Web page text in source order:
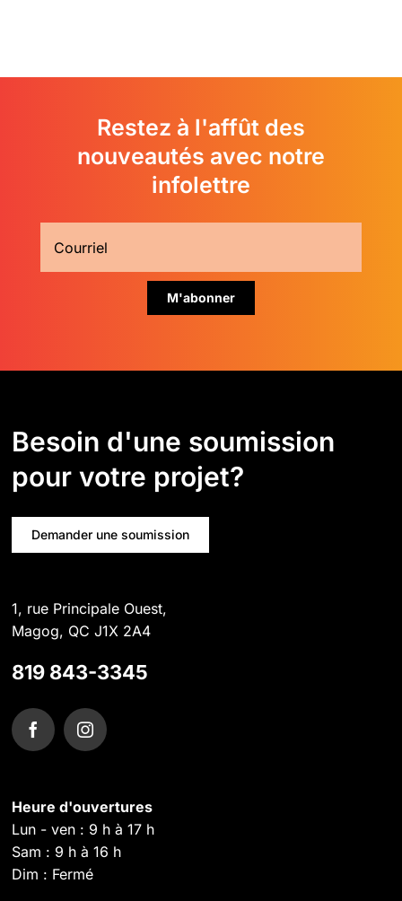
Restez à l'affût des
nouveautés avec notre
infolettre
Besoin d'une soumission
pour votre projet?
Demander une soumission
1, rue Principale Ouest,
Magog, QC J1X 2A4
819 843-3345
Heure d'ouvertures
Lun - ven : 9 h à 17 h
Sam : 9 h à 16 h
Dim : Fermé